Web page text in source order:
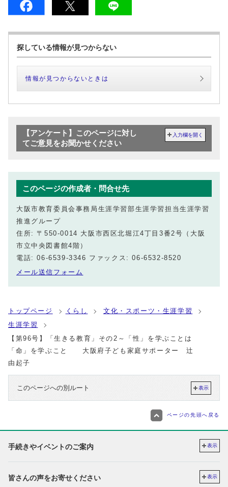
探している情報が見つからない
情報が見つからないときは
【アンケート】このページに対し
てご意見をお聞かせください
入力欄を開く
このページの作成者・問合せ先
大阪市教育委員会事務局生涯学習部生涯学習担当生涯学習
推進グループ
住所: 〒550-0014 大阪市西区北堀江4丁目3番2号（大阪
市立中央図書館4階）
電話: 06-6539-3346 ファックス: 06-6532-8520
メール送信フォーム
トップページ くらし
文化・スポーツ・生涯学習
生涯学習
【第96号】「生きる教育」その2～「性」を学ぶことは
「命」を学ぶこと 大阪府子ども家庭サポーター 辻
由起子
このページへの別ルート 表示
ページの先頭へ戻る
手続きやイベントのご案内 表示
皆さんの声をお寄せください 表示